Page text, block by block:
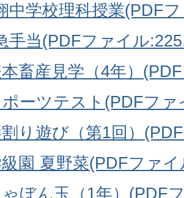
中学校理科授業(PDF
手当(PDFファイル
畜産見学（4年）
ーツテスト(PDFファ
り遊び（第1回）
園 夏野菜(PDFファ
ぼん玉（1年）(PDF